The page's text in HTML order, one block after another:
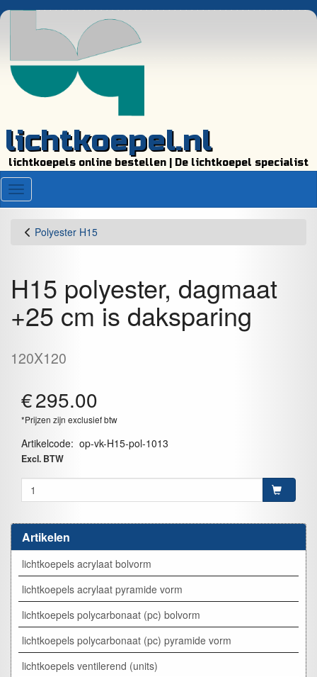
lichtkoepel.nl
lichtkoepels online bestellen | De lichtkoepel specialist
Menu
Artikelen
lichtkoepels acrylaat bolvorm
lichtkoepels acrylaat pyramide vorm
lichtkoepels polycarbonaat (pc) bolvorm
lichtkoepels polycarbonaat (pc) pyramide vorm
lichtkoepels ventilerend (units)
Polyester H15
H15 polyester, dagmaat
+25 cm is daksparing
120X120
€295.00
*Prijzen zijn exclusief btw
Artikelcode: op-vk-H15-pol-1013
Excl. BTW